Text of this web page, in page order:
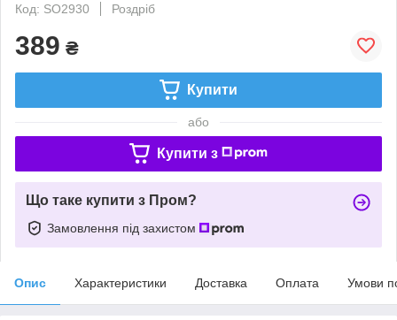
Код: SO2930
Роздріб
389 ₴
Купити
або
Купити з
Що таке купити з Пром?
Замовлення під захистом
Опис Характеристики Доставка Оплата Умови